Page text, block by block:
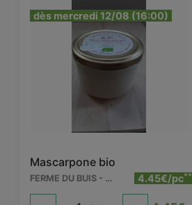
dès mercredi 12/08 (16:00)
Mascarpone bio
FERME DU BUIS - BARRY 4.45€/pc**